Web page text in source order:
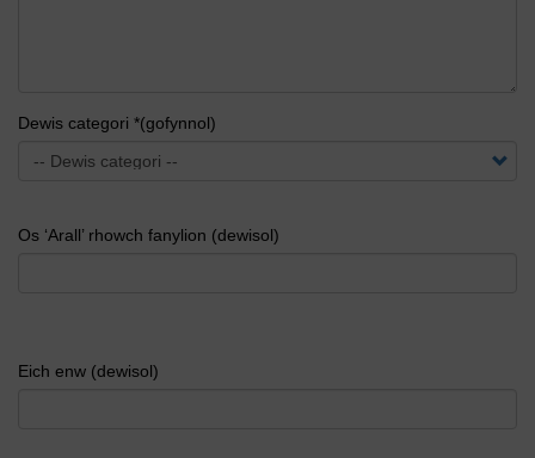
Dewis categori *(gofynnol)
Os ‘Arall’ rhowch fanylion (dewisol)
Eich enw (dewisol)